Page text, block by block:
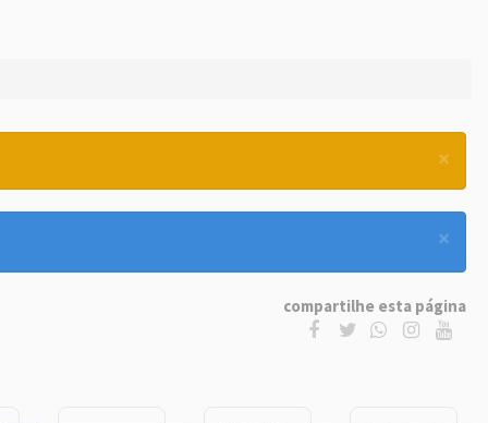
×
×
compartilhe esta página